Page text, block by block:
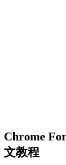
Chrome
文教程